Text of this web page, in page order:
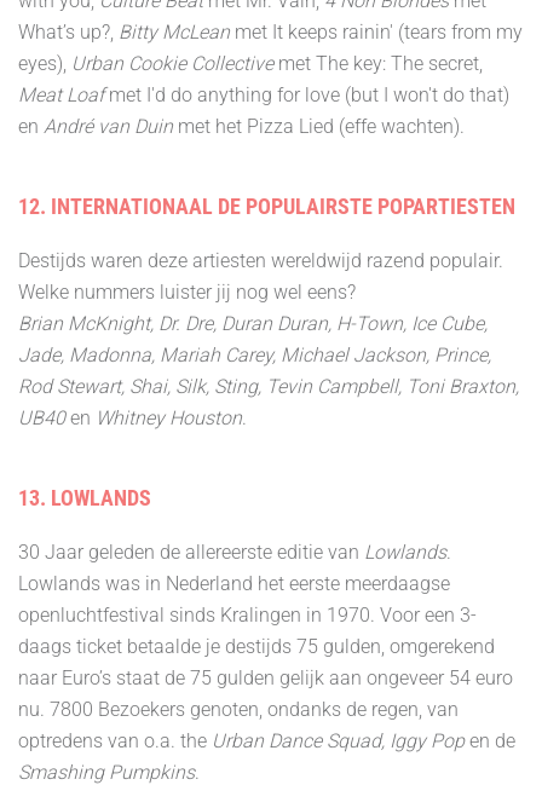
What’s up?, Bitty McLean met It keeps rainin' (tears from my
eyes), Urban Cookie Collectivemet The key: The secret,
Meat Loafmet I'd do anything for love (but I won't do that)
en André van Duin met het Pizza Lied (effe wachten).
12. INTERNATIONAAL DE POPULAIRSTE POPARTIESTEN
Destijds waren deze artiesten wereldwijd razend populair.
Welke nummers luister jij nog wel eens?
Brian McKnight, Dr. Dre, Duran Duran, H-Town, Ice Cube,
Jade, Madonna, Mariah Carey, Michael Jackson, Prince,
Rod Stewart, Shai, Silk, Sting, Tevin Campbell, Toni Braxton,
UB40en Whitney Houston.
13. LOWLANDS
30 Jaar geleden de allereerste editie van Lowlands.
Lowlands was in Nederland het eerste meerdaagse
openluchtfestival sinds Kralingen in 1970. Voor een 3-
daags ticket betaalde je destijds 75 gulden, omgerekend
naar Euro’s staat de 75 gulden gelijk aan ongeveer 54 euro
nu. 7800 Bezoekers genoten, ondanks de regen, van
optredens van o.a. the Urban Dance Squad, Iggy Popen de
Smashing Pumpkins.